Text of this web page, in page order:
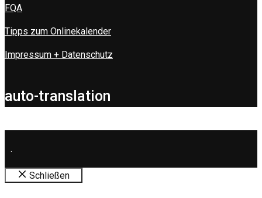
FQA
Tipps zum Onlinekalender
Impressum + Datenschutz
auto-translation
.
Schließen